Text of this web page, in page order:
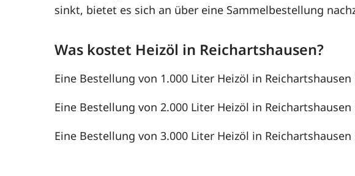
sinkt, bietet es sich an über eine Sammelbestellung
Was kostet Heizöl in Reichartshausen?
Eine Bestellung von 1.000 Liter Heizöl in
Eine Bestellung von 2.000 Liter Heizöl in
Eine Bestellung von 3.000 Liter Heizöl in